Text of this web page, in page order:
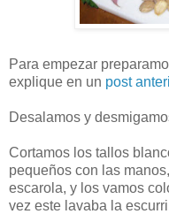
Para empezar
explique en un post
Desalamos y
Cortamos los tallos
pequeños con las
escarola, y los vamos
vez este lavaba la